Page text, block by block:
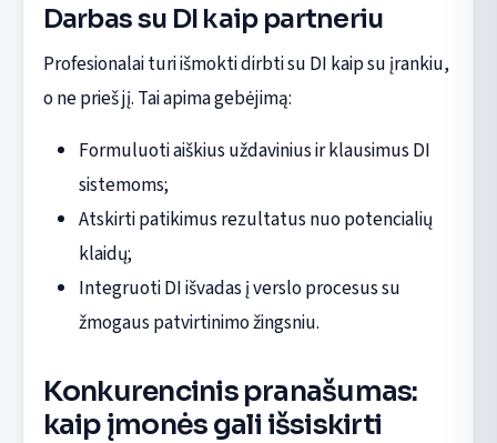
Darbas su DI kaip partneriu
Profesionalai turi išmokti dirbti su DI kaip su įrankiu,
o ne prieš jį. Tai apima gebėjimą:
Formuluoti aiškius uždavinius ir klausimus DI
sistemoms;
Atskirti patikimus rezultatus nuo potencialių
klaidų;
Integruoti DI išvadas į verslo procesus su
žmogaus patvirtinimo žingsniu.
Konkurencinis pranašumas:
kaip įmonės gali išsiskirti